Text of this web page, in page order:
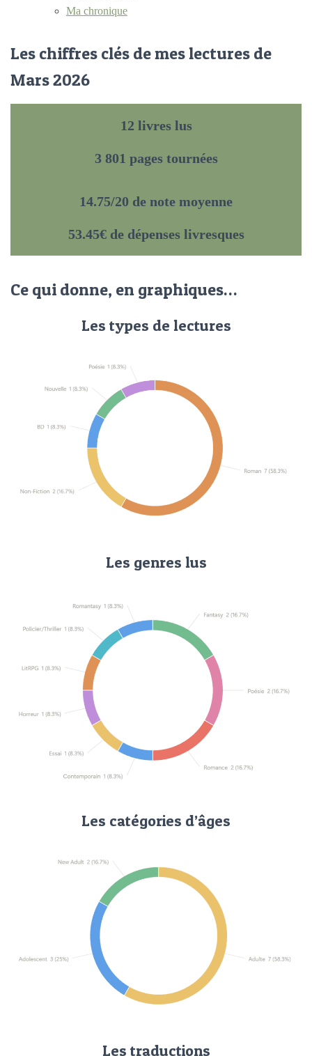
Ma chronique
Les chiffres clés de mes lectures de
Mars 2026
12 livres lus
3 801 pages tournées
14.75/20 de note moyenne
53.45€ de dépenses livresques
Ce qui donne, en graphiques…
Les types de lectures
Les genres lus
Les catégories d’âges
Les traductions